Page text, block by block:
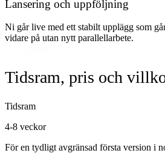
Lansering och uppföljning
Ni går live med ett stabilt upplägg som
vidare på utan nytt parallellarbete.
Tidsram, pris och
Tidsram
4-8 veckor
För en tydligt avgränsad första version i